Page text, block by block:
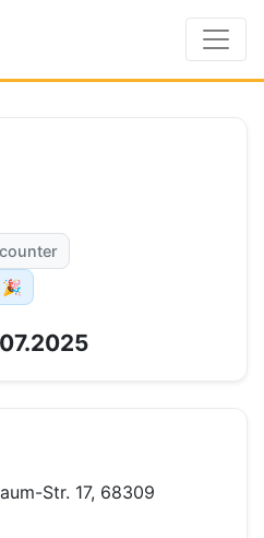
🎉
Str. 17, 68309